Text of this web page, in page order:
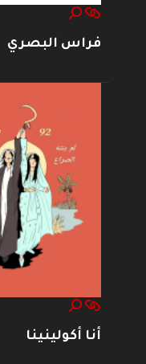
فراس البصري
أنا أكولينينا